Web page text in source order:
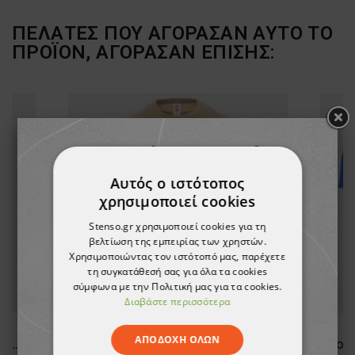
ΠΕΛΆΤΕΣ ΠΟΥ ΑΓΌΡΑΣΑΝ ΑΥΤΌ ΤΟ
ΠΡΟΪΌΝ, ΑΓΌΡΑΣΑΝ ΕΠΊΣΗΣ:
Κάλτσες NEURUM CAMOU DARK GREEN
Αυτός ο ιστότοπος
χρησιμοποιεί cookies
Stenso.gr χρησιμοποιεί cookies για τη
βελτίωση της εμπειρίας των χρηστών.
Χρησιμοποιώντας τον ιστότοπό μας, παρέχετε
τη συγκατάθεσή σας για όλα τα cookies
σύμφωνα με την Πολιτική μας για τα cookies.
Διαβάστε περισσότερα
ΑΠΟΔΟΧΉ ΌΛΩΝ